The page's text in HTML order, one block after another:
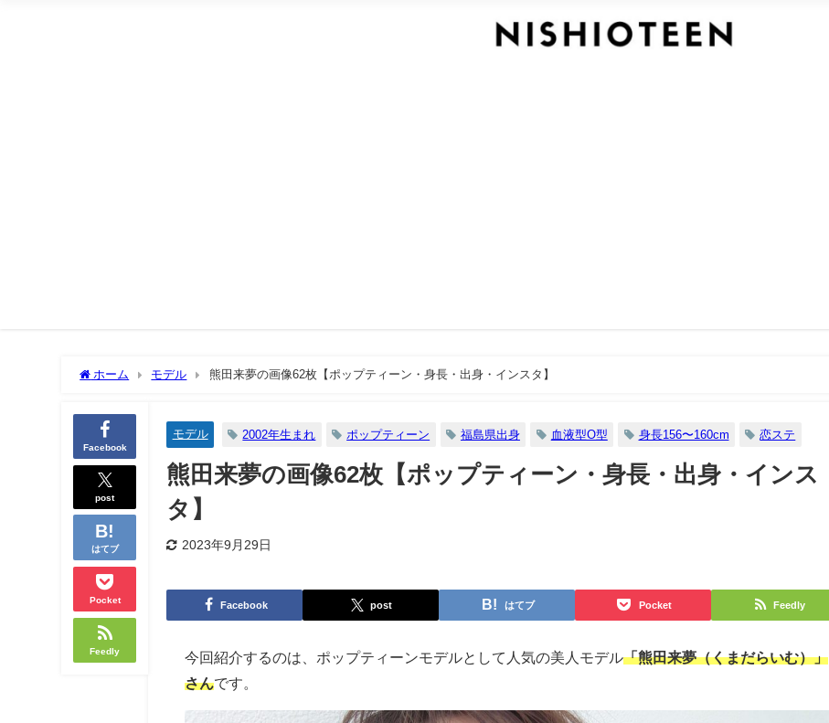
ホーム モデル 熊田来夢の画像62枚【ポップティーン・身長・出身・インスタ】
Facebook
post
はてブ
Pocket
Feedly
モデル 2002年生まれ ポップティーン 福島県出身 血液型O型 身長156〜160cm 恋ステ
熊田来夢の画像62枚【ポップティーン・身長・出身・インス
タ】
2023年9月29日
Facebook post はてブ Pocket Feedly
今回紹介するのは、ポップティーンモデルとして人気の美人モデル「熊田来夢（くまだらいむ）」
さんです。